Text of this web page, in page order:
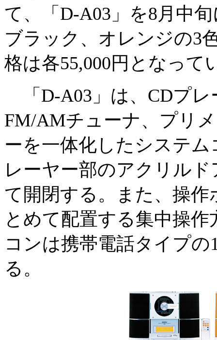
て、「D-A03」を8月中
ブラック、オレンジの3
格は各55,000円となって
「D-A03」は、CDプレ
FM/AMチューナ、プリ
ーを一体化したシステ
レーヤー部のアクリル
て開閉する。また、操
とめて配置する集中操
コンは携帯電話タイプ
る。